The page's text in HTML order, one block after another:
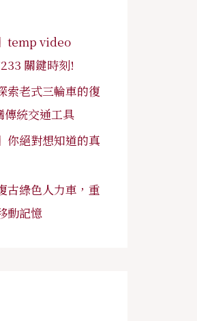
temp video
關鍵時刻!
索老式三輪車的復
傳統交通工具
你絕對想知道的真
古綠色人力車，重
動記憶